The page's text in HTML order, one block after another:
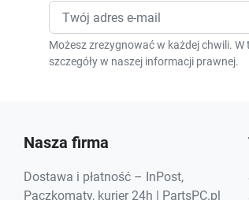
Możesz zrezygnować w każdej chwili. W
szczegóły w naszej informacji prawnej.
Nasza firma
Dostawa i płatność – InPost,
Paczkomaty, kurier 24h | PartsPC.pl